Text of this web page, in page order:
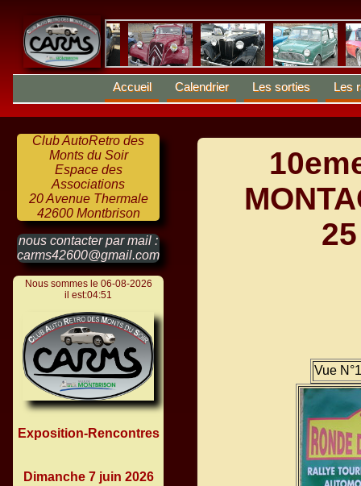
Accueil Calendrier Les sorties Les
Vue
Club AutoRetro des
Monts du Soir
Espace des
Associations
20 Avenue Thermale
42600 Montbrison
nous contacter par mail :
carms42600@gmail.com
Nous sommes le 06-08-2026
il est:04:51
Exposition-Rencontres
Dimanche 7 juin 2026